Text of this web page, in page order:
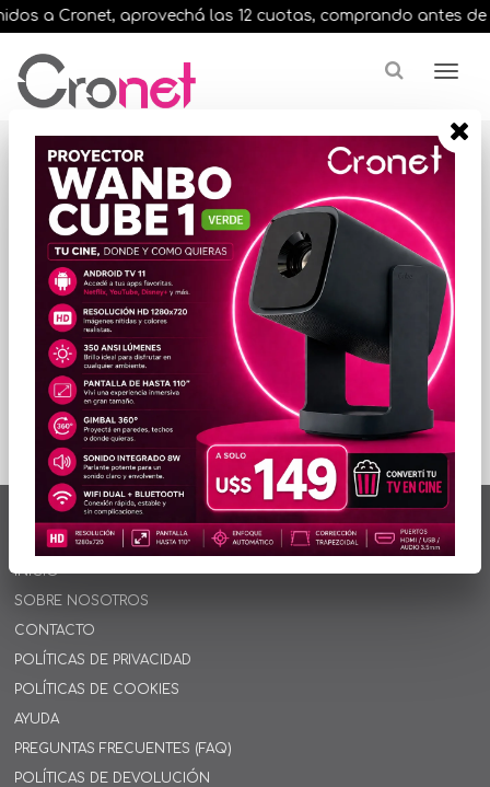
a Cronet, aprovechá las 12 cuotas, comprando antes de
Resultados para
"endurance pace
negro"
ORDENAR POR PRECIO
No hay productos
que mostrar...
artículos en total
INFORMACIÓN
INICIO
SOBRE NOSOTROS
CONTACTO
POLÍTICAS DE PRIVACIDAD
POLÍTICAS DE COOKIES
AYUDA
PREGUNTAS FRECUENTES (FAQ)
POLÍTICAS DE DEVOLUCIÓN